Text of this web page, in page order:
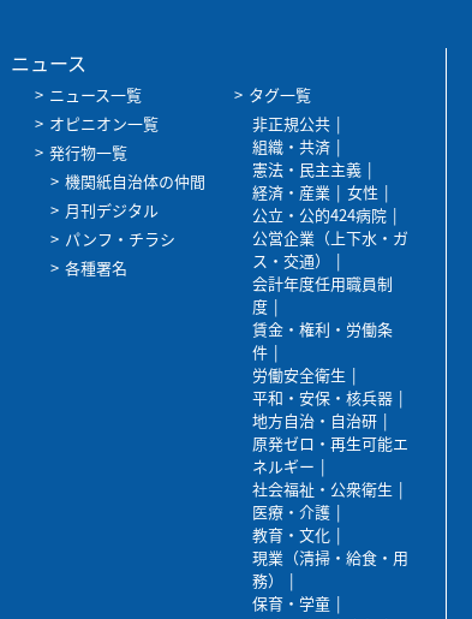
ニュース
ニュース一覧
オピニオン一覧
発行物一覧
機関紙自治体の仲間
月刊デジタル
パンフ・チラシ
各種署名
タグ一覧
非正規公共
組織・共済
憲法・民主主義
経済・産業
女性
公立・公的424病院
公営企業（上下水・ガ
ス・交通）
会計年度任用職員制
度
賃金・権利・労働条
件
労働安全衛生
平和・安保・核兵器
地方自治・自治研
原発ゼロ・再生可能エ
ネルギー
社会福祉・公衆衛生
医療・介護
教育・文化
現業（清掃・給食・用
務）
保育・学童